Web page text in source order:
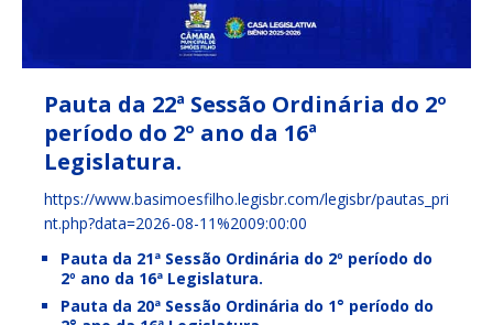
Pauta da 22ª Sessão Ordinária do 2º
período do 2º ano da 16ª
Legislatura.
https://www.basimoesfilho.legisbr.com/legisbr/pautas_pri
nt.php?data=2026-08-11%2009:00:00
Pauta da 21ª Sessão Ordinária do 2º período do
2º ano da 16ª Legislatura.
Pauta da 20ª Sessão Ordinária do 1° período do